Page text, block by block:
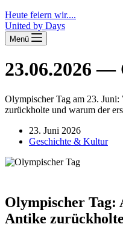
Heute feiern wir....
United by Days
Menü
23.06.2026 —
Olympischer Tag am 23.
zurückholte und warum der
23. Juni 2026
Geschichte & Kultur
Olympischer Tag:
Antike zurückholte